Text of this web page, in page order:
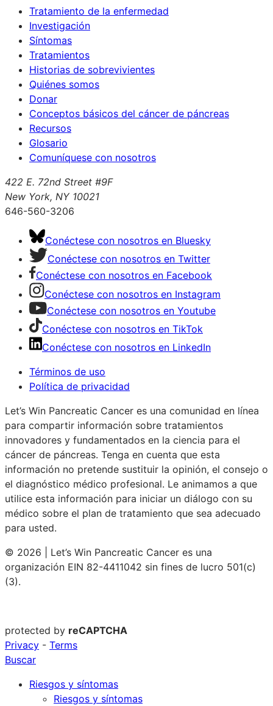
Tratamiento de la enfermedad
Investigación
Síntomas
Tratamientos
Historias de sobrevivientes
Quiénes somos
Donar
Conceptos básicos del cáncer de páncreas
Recursos
Glosario
Comuníquese con nosotros
422 E. 72nd Street #9F
New York, NY 10021
646-560-3206
Conéctese con nosotros en Bluesky
Conéctese con nosotros en Twitter
Conéctese con nosotros en Facebook
Conéctese con nosotros en Instagram
Conéctese con nosotros en Youtube
Conéctese con nosotros en TikTok
Conéctese con nosotros en LinkedIn
Términos de uso
Política de privacidad
Let’s Win Pancreatic Cancer es una comunidad en línea
para compartir información sobre tratamientos
innovadores y fundamentados en la ciencia para el
cáncer de páncreas. Tenga en cuenta que esta
información no pretende sustituir la opinión, el consejo o
el diagnóstico médico profesional. Le animamos a que
utilice esta información para iniciar un diálogo con su
médico sobre el plan de tratamiento que sea adecuado
para usted.
© 2026 | Let’s Win Pancreatic Cancer es una
organización EIN 82-4411042 sin fines de lucro 501(c)
(3).
protected by reCAPTCHA
Privacy - Terms
Buscar
Riesgos y síntomas
Riesgos y síntomas